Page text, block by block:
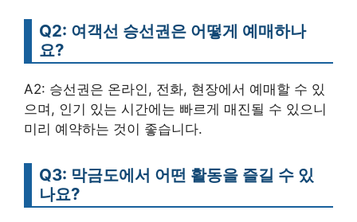
Q2: 여객선 승선권은 어떻게 예매하나
요?
A2: 승선권은 온라인, 전화, 현장에서 예매할 수 있
으며, 인기 있는 시간에는 빠르게 매진될 수 있으니
미리 예약하는 것이 좋습니다.
Q3: 막금도에서 어떤 활동을 즐길 수 있
나요?